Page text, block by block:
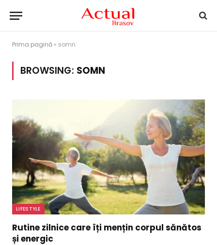
Prima pagină » somn
BROWSING: SOMN
LIFESTYLE
Rutine zilnice care îți mențin corpul sănătos
și energic